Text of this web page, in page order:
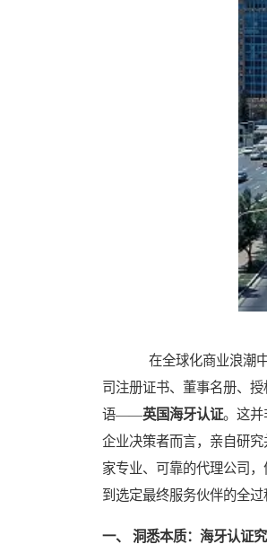
在全球化商业浪潮中
司注册证书、董事名册、
语——英国海牙认证。这并
企业决策者而言，亲自研
家专业、可靠的代理公司
到选定最终服务伙伴的全过
一、 洞悉本质：海牙认证究